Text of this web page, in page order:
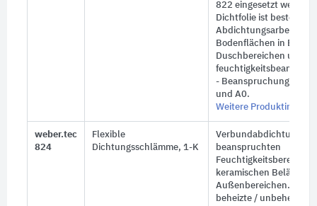
822 eingesetzt werden.
Dichtfolie ist bestens
Abdichtungsarbeiten
Bodenflächen in
Duschbereichen und
-
und A0.
Weitere
weber.tec
824
Flexible
Dichtungsschlämme, 1-K
Verbundabdichtung in
beanspruchten
keramischen Belägen
Außenbereichen.
beheizte / unbeheizte